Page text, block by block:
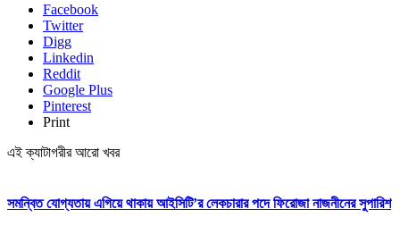
Facebook
Twitter
Digg
Linkedin
Reddit
Google Plus
Pinterest
Print
এই ক্যাটাগরীর আরো খবর
সমন্বিত যোগ্যতায় এগিয়ে থাকায় আইসিটি’র লেকচারার পদে ফিরোজা নাজনীনের সুপারিশ